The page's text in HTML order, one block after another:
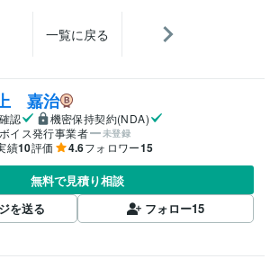
一覧に戻る
嘉治
認
機密保持契約(NDA)
イス発行事業者
未登録
績10評価 4.6フォロワー15
無料で見積り相談
を送る
フォロー15